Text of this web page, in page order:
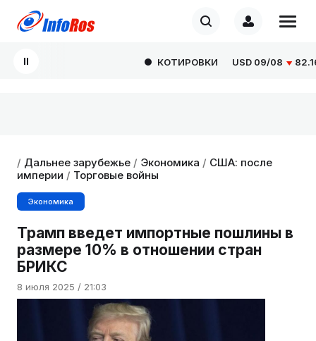
КОТИРОВКИ USD09/08 82.1665
/ Дальнее зарубежье / Экономика / США: после
империи / Торговые войны
Экономика
Трамп введет импортные пошлины в
размере 10% в отношении стран
БРИКС
8 июля 2025 / 21:03